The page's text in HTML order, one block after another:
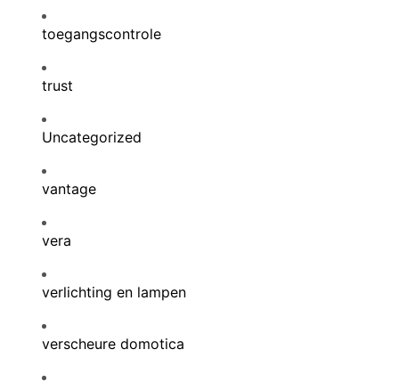
toegangscontrole
trust
Uncategorized
vantage
vera
verlichting en lampen
verscheure domotica